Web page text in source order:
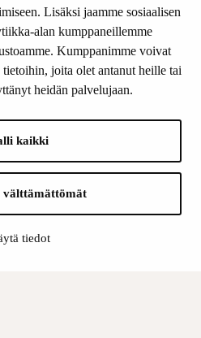
Lisäksi jaamme sosiaalisen
alan kumppaneillemme
Kumppanimme voivat
joita olet antanut heille tai
heidän palvelujaan.
kaikki
välttämättömät
tiedot